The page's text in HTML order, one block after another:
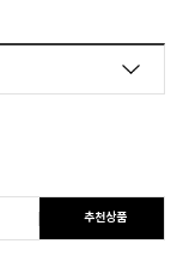
추천상품